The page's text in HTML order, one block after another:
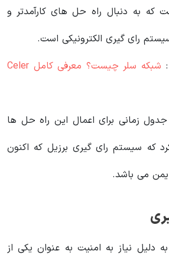
که به دنبال راه حل های کارآمدتر و
رای گیری الکترونیکی است.
شبکه سلر چیست؟ معرفی کامل Celer
جدول زمانی برای اعمال این راه حل ها
که سیستم رای گیری برزیل که اکنون
دلیل نیاز به امنیت به عنوان یکی از